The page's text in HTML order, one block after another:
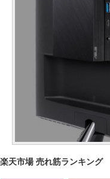
楽天市場 売れ筋ランキング